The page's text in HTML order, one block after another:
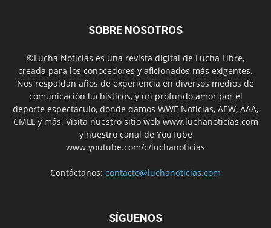
SOBRE NOSOTROS
©Lucha Noticias es una revista digital de Lucha Libre,
creada para los conocedores y aficionados más exigentes.
Nos respaldan años de experiencia en diversos medios de
comunicación luchísticos, y un profundo amor por el
deporte espectáculo, donde damos WWE Noticias, AEW, AAA,
CMLL y más. Visita nuestro sitio web www.luchanoticias.com
y nuestro canal de YouTube
www.youtube.com/c/luchanoticias
Contáctanos: contacto@luchanoticias.com
SÍGUENOS